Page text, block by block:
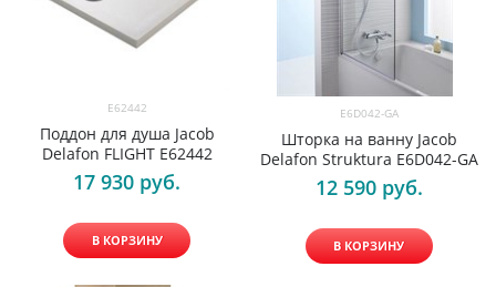
E62442
Поддон для душа Jacob
Delafon FLIGHT E62442
17 930 руб.
В КОРЗИНУ
E6D042-GA
Шторка на ванну Jacob
Delafon Struktura E6D042-GA
12 590 руб.
В КОРЗИНУ